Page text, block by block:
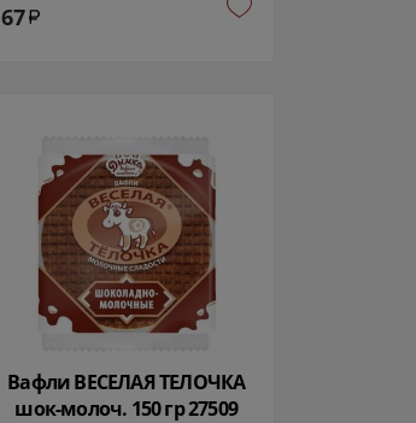
67
Вафли ВЕСЕЛАЯ ТЕЛОЧКА
шок-молоч. 150 гр 27509